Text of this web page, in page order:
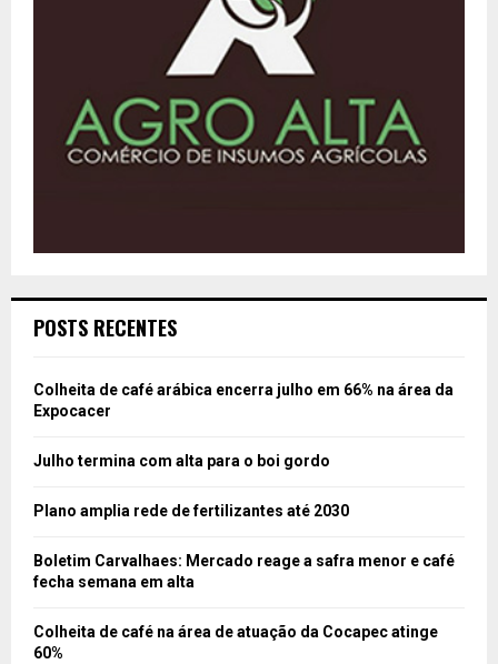
POSTS RECENTES
Colheita de café arábica encerra julho em 66% na área da
Expocacer
Julho termina com alta para o boi gordo
Plano amplia rede de fertilizantes até 2030
Boletim Carvalhaes: Mercado reage a safra menor e café
fecha semana em alta
Colheita de café na área de atuação da Cocapec atinge
60%